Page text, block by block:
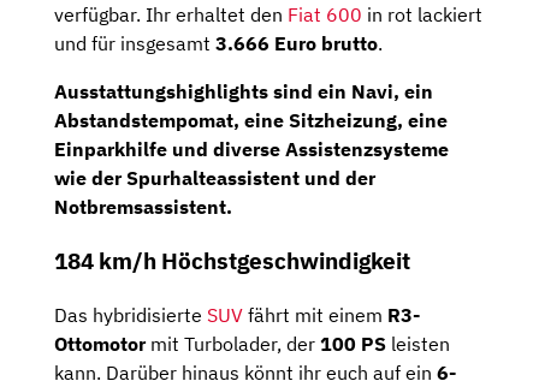
verfügbar. Ihr erhaltet den Fiat 600 in rot lackiert
und für insgesamt 3.666 Euro brutto.
Ausstattungshighlights sind ein Navi, ein
Abstandstempomat, eine Sitzheizung, eine
Einparkhilfe und diverse Assistenzsysteme
wie der Spurhalteassistent und der
Notbremsassistent.
184 km/h Höchstgeschwindigkeit
Das hybridisierte SUV fährt mit einem R3-
Ottomotor mit Turbolader, der 100 PS leisten
kann. Darüber hinaus könnt ihr euch auf ein 6-